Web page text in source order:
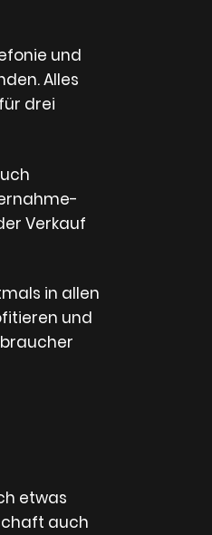
und
Alles
drei
Verkauf
in allen
und
etwas
auch